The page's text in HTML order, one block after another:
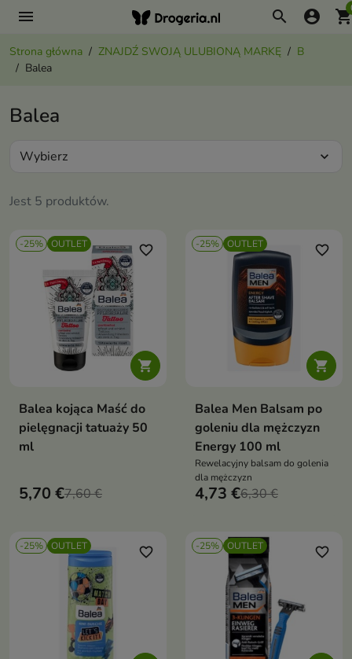
menu search account_circle
Strona główna ZNAJDŹ SWOJĄ ULUBIONĄ MARKĘ
B
Balea
Balea
Jest 5 produktów.
Wybierz expand_more
-25% OUTLET

favorite_border
Balea kojąca Maść do
pielęgnacji tatuaży 50
ml
5,70 €7,60 €
-25% OUTLET

favorite_border
Balea Men Balsam po
goleniu dla mężczyzn
Energy 100 ml
Rewelacyjny balsam do golenia
dla mężczyzn
4,73 €6,30 €
-25% OUTLET favorite_border -25% OUTLET favorite_border